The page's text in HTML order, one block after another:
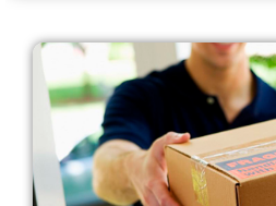
Фонтанка
Гатное
Глеваха
Горишние Плавни
Гостомель
Харьков